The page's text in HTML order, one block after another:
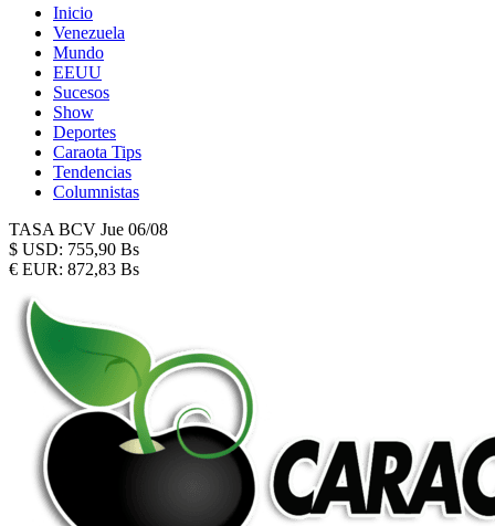
Inicio
Venezuela
Mundo
EEUU
Sucesos
Show
Deportes
Caraota Tips
Tendencias
Columnistas
TASA BCV Jue 06/08
$ USD: 755,90 Bs
€ EUR: 872,83 Bs